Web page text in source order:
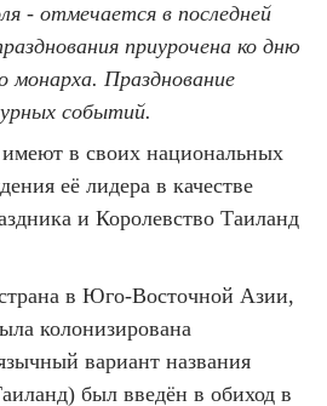
- отмечается в последней
приурочена ко дню
монарха. Празднование
событий.
в своих национальных
её лидера в качестве
и Королевство Таиланд
в Юго-Восточной Азии,
колонизирована
вариант названия
был введён в обиход в